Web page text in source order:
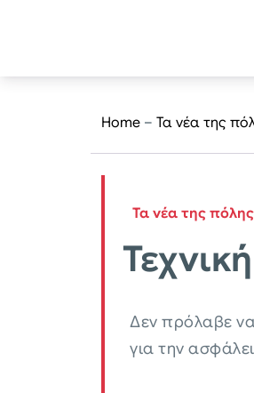
Home – Τα νέα της
Τα νέα της πόλης
Δεν πρόλαβε να
για την